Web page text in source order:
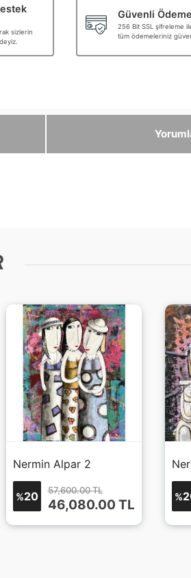
sizlerin
Güvenli Ödeme
256 Bit SSL şifreleme
tüm ödemeleriniz
Nermin Alpar 2
%20 57,600.00 TL
46,080.00 TL
%